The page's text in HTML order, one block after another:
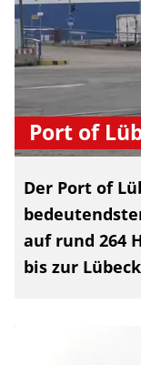
Port of
Der Port of
auf rund 264
bis zur